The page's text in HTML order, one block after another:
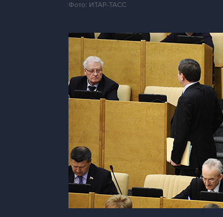
Фото: ИТАР-ТАСС